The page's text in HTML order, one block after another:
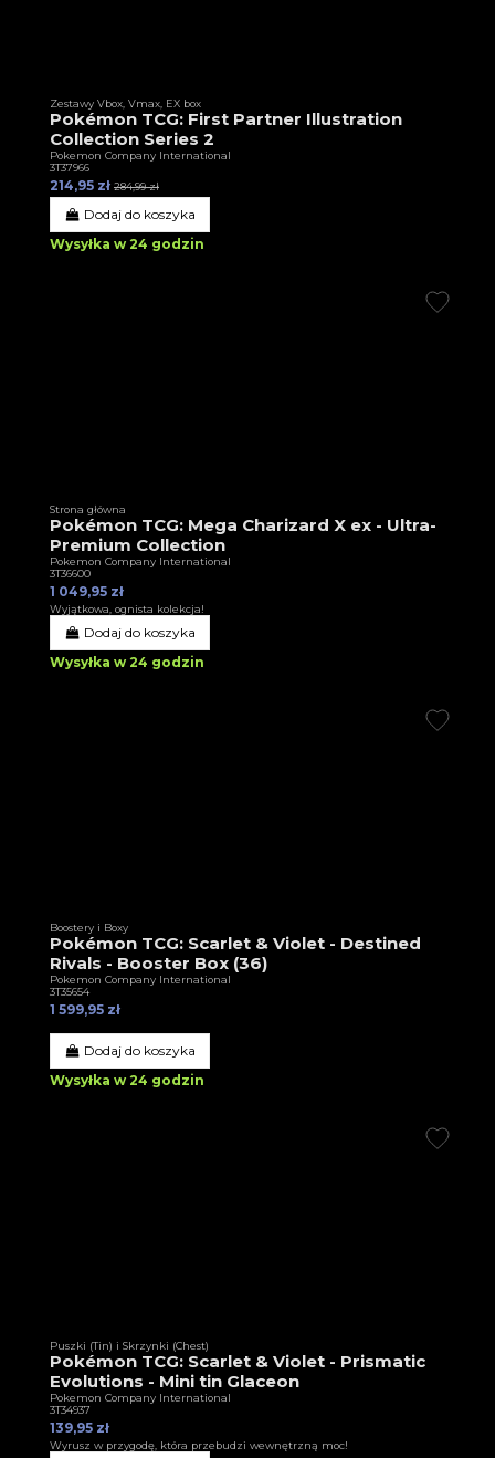
Zestawy Vbox, Vmax, EX box
Pokémon TCG: First Partner Illustration
Collection Series 2
Pokemon Company International
3T37966
214,95 zł 284,99 zł
Dodaj do koszyka
Wysyłka w 24 godzin
Strona główna
Pokémon TCG: Mega Charizard X ex - Ultra-
Premium Collection
Pokemon Company International
3T36600
1 049,95 zł
Wyjątkowa, ognista kolekcja!
Dodaj do koszyka
Wysyłka w 24 godzin
Boostery i Boxy
Pokémon TCG: Scarlet & Violet - Destined
Rivals - Booster Box (36)
Pokemon Company International
3T35654
1 599,95 zł
Dodaj do koszyka
Wysyłka w 24 godzin
Puszki (Tin) i Skrzynki (Chest)
Pokémon TCG: Scarlet & Violet - Prismatic
Evolutions - Mini tin Glaceon
Pokemon Company International
3T34937
139,95 zł
Wyrusz w przygodę, która przebudzi wewnętrzną moc!